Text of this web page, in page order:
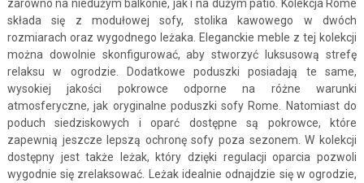
zarówno na niedużym balkonie, jak i na dużym patio. Kolekcja Rome
składa się z modułowej sofy, stolika kawowego w dwóch
rozmiarach oraz wygodnego leżaka. Eleganckie meble z tej kolekcji
można dowolnie skonfigurować, aby stworzyć luksusową strefę
relaksu w ogrodzie. Dodatkowe poduszki posiadają te same,
wysokiej jakości pokrowce odporne na różne warunki
atmosferyczne, jak oryginalne poduszki sofy Rome. Natomiast do
poduch siedziskowych i oparć dostępne są pokrowce, które
zapewnią jeszcze lepszą ochronę sofy poza sezonem. W kolekcji
dostępny jest także leżak, który dzięki regulacji oparcia pozwoli
wygodnie się zrelaksować. Leżak idealnie odnajdzie się w ogrodzie,